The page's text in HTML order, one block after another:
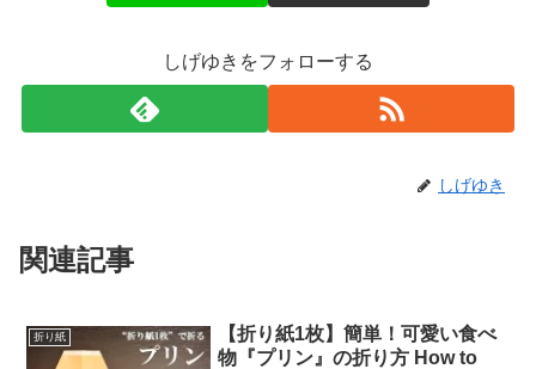
しげゆきをフォローする
しげゆき
関連記事
折り紙
【折り紙1枚】簡単！可愛い食べ
物『プリン』の折り方 How to